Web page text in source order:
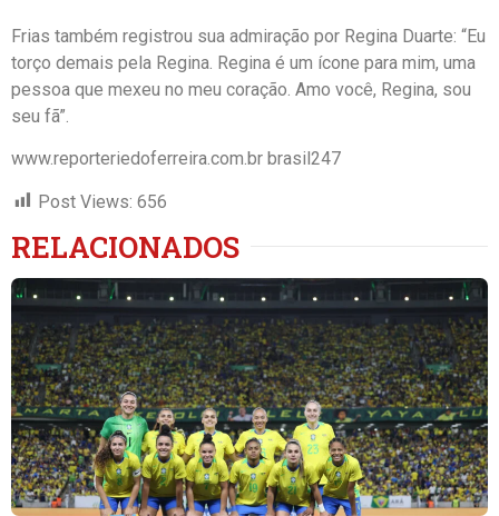
Frias também registrou sua admiração por Regina Duarte: “Eu
torço demais pela Regina. Regina é um ícone para mim, uma
pessoa que mexeu no meu coração. Amo você, Regina, sou
seu fã”.
www.reporteriedoferreira.com.br brasil247
Post Views: 656
RELACIONADOS